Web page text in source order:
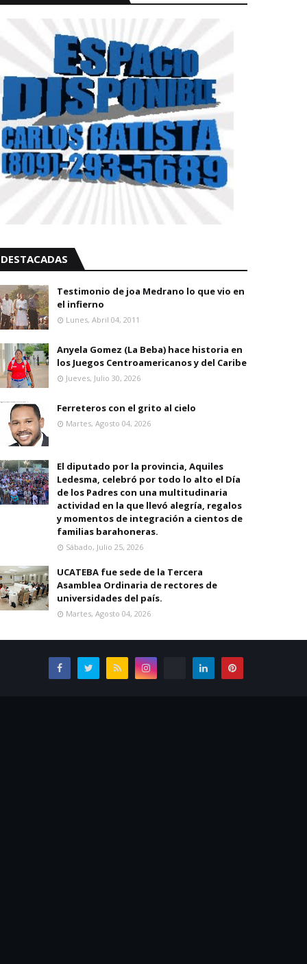
DESTACADAS
Testimonio de joa Medrano lo que vio en
el infierno
Lunes, Abril 04, 2011
Anyela Gomez (La Beba) hace historia en
los Juegos Centroamericanos y del Caribe
Jueves, Julio 30, 2026
Ferreteros con el grito al cielo
Martes, Agosto 04, 2026
El diputado por la provincia, Aquiles
Ledesma, celebró por todo lo alto el Día
de los Padres con una multitudinaria
actividad en la que llevó alegría, regalos
y momentos de integración a cientos de
familias barahoneras.
Sábado, Julio 25, 2026
UCATEBA fue sede de la Tercera
Asamblea Ordinaria de rectores de
universidades del país.
Martes, Agosto 04, 2026